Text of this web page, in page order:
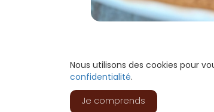
Nous utilisons des cookies pour
confidentialité.
Je comprends